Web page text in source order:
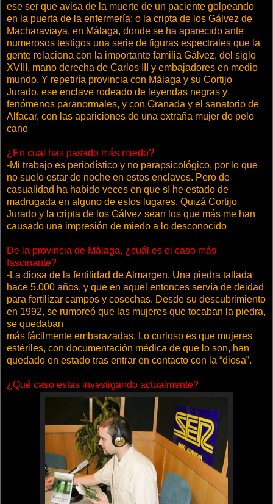
ese ser que avisa de la muerte de un paciente golpeando
en la puerta de la enfermería; o la cripta de los Gálvez de
Macharaviaya, en Málaga, donde se ha aparecido ante
numerosos testigos una serie de figuras espectrales que la
gente relaciona con la importante familia Gálvez, del siglo
XVIII, mano derecha de Carlos III y embajadores en medio
mundo. Y repetiría provincia con Málaga y su Cortijo
Jurado, ese enclave rodeado de leyendas negras y
fenómenos paranormales, y con Granada y el sanatorio de
Alfacar, con las apariciones de una extraña mujer de pelo
cano
¿En cual has pasado más miedo?
-Mi trabajo es periodístico y no parapsicológico, por lo que
no suelo estar de noche en estos enclaves. Pero de
casualidad ha habido veces en que sí he estado de
madrugada en alguno de estos lugares. Quizá Cortijo
Jurado y la cripta de los Gálvez sean los que más me han
causado una impresión de miedo a lo desconocido
De la provincia de Málaga, ¿cuál es el caso más
fascinante?
-La diosa de la fertilidad de Almargen. Una piedra tallada
hace 5.000 años, y que en aquel entonces servía de deidad
para fertilizar campos y cosechas. Desde su descubrimiento
en 1992, se rumoreó que las mujeres que tocaban la piedra,
se quedaban
más fácilmente embarazadas. Lo curioso es que mujeres
estériles, con documentación médica de que lo son, han
quedado en estado tras entrar en contacto con la “diosa”.
¿Qué caso estas investigando actualmente?